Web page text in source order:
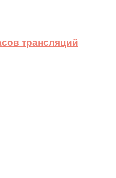
трансляций